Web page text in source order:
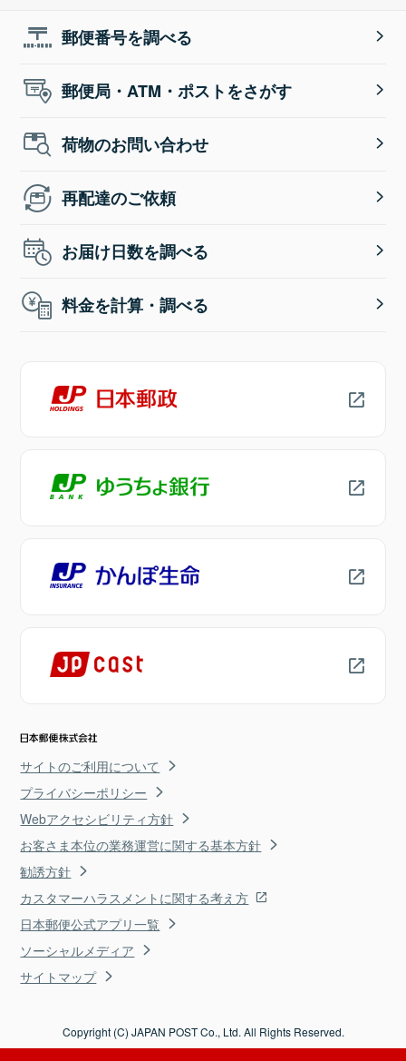
郵便番号を調べる
郵便局・ATM・ポストをさがす
荷物のお問い合わせ
再配達のご依頼
お届け日数を調べる
料金を計算・調べる
サイトのご利用について
プライバシーポリシー
Webアクセシビリティ方針
お客さま本位の業務運営に関する基本方針
勧誘方針
カスタマーハラスメントに関する考え方
日本郵便公式アプリ一覧
ソーシャルメディア
サイトマップ
Copyright (C) JAPAN POST Co., Ltd. All Rights Reserved.